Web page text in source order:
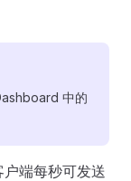
中的
户端每秒可发送